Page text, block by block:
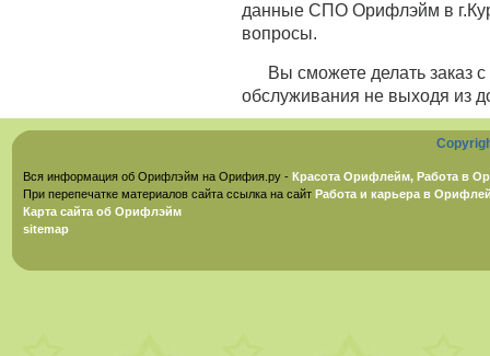
данные СПО Орифлэйм в
вопросы.
Вы сможете делать заказ
обслуживания не выходя из
Вся информация об Орифлэйм на Орифия.ру - Красота Орифлейм, Работа в
При перепечатке материалов сайта ссылка на сайт Работа и карьера в
Карта сайта об Орифлэйм
sitemap